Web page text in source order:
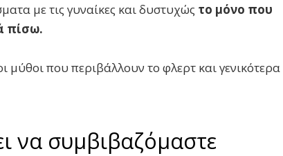
με τις γυναίκες και δυστυχώς το μόνο που
πίσω.
μύθοι που περιβάλλουν το φλερτ και γενικότερα
να συμβιβαζόμαστε